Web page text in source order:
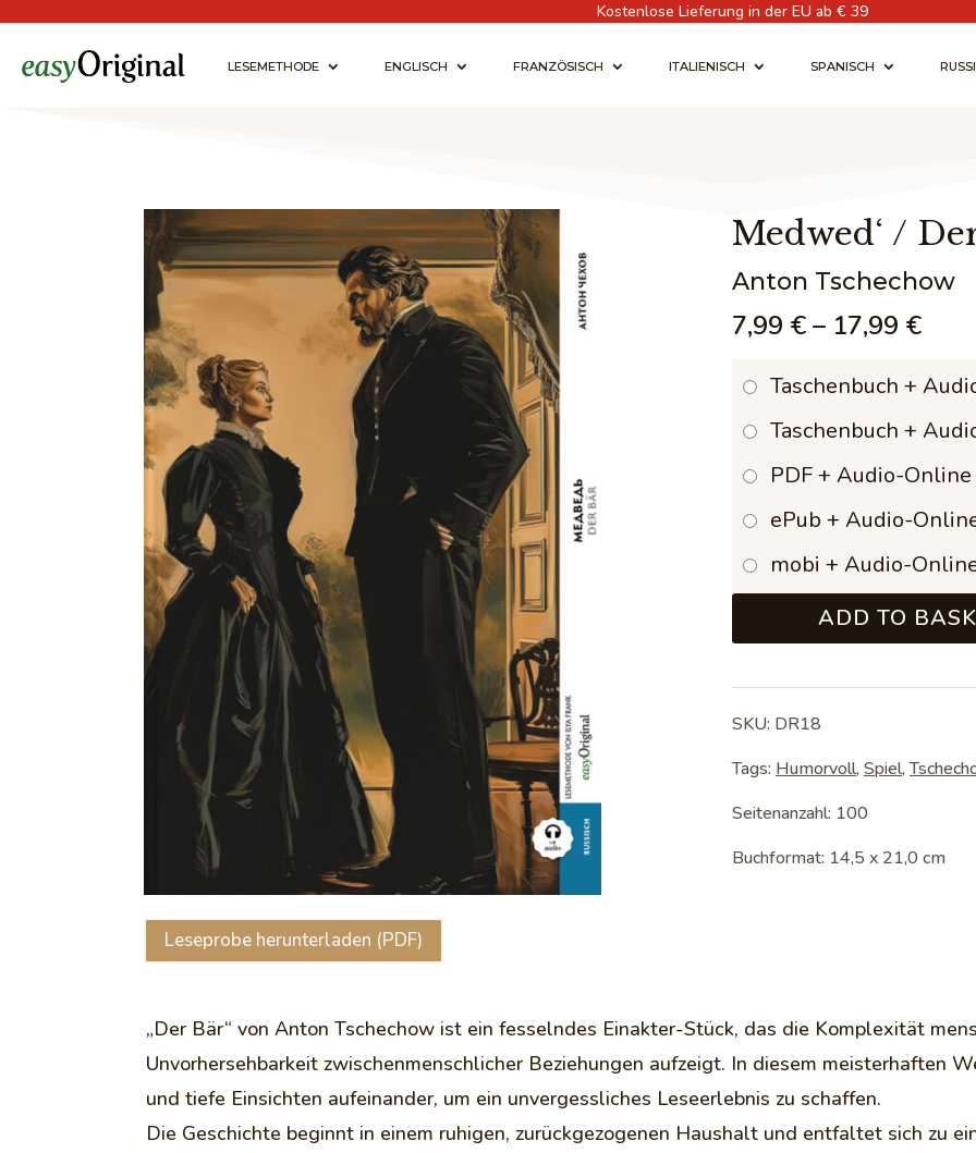
Kostenlose Lieferung in der EU ab € 39
LESEMETHODE ENGLISCH FRANZÖSISCH ITALIENISCH SPANISCH
Leseprobe herunterladen (PDF)
Medwed‘ /
Anton Tschechow
7,99 €– 17,99 €Price
range:
7,99 €
Taschenbuch +
Taschenbuch +
PDF + Audio-Online
ePub + Audio-
mobi + Audio-
ADD TO
SKU: DR18
Tags: Humorvoll, Spiel,
Seitenanzahl: 100
Buchformat: 14,5 x 21,0 cm
„Der Bär“ von Anton Tschechow ist ein fesselndes Einakter-Stück, das die Komplexität
Unvorhersehbarkeit zwischenmenschlicher Beziehungen aufzeigt. In diesem meisterhaften
und tiefe Einsichten aufeinander, um ein unvergessliches Leseerlebnis zu schaffen.
Die Geschichte beginnt in einem ruhigen, zurückgezogenen Haushalt und entfaltet sich zu